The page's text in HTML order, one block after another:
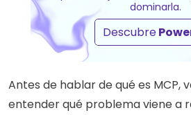
dominarla.
Descubre
Antes de hablar de qué es MCP,
entender qué problema viene a